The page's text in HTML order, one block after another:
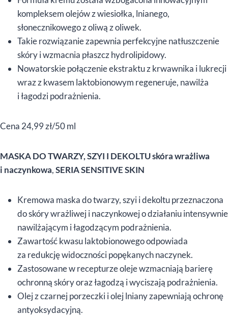
kompleksem olejów z wiesiołka, lnianego,
słonecznikowego z oliwą z oliwek.
Takie rozwiązanie zapewnia perfekcyjne natłuszczenie
skóry i wzmacnia płaszcz hydrolipidowy.
Nowatorskie połączenie ekstraktu z krwawnika i lukrecji
wraz z kwasem laktobionowym regeneruje, nawilża
i łagodzi podrażnienia.
Cena 24,99 zł/50 ml
MASKA DO TWARZY, SZYI I DEKOLTU skóra wrażliwa
i naczynkowa,SERIA SENSITIVE SKIN
Kremowa maska do twarzy, szyi i dekoltu przeznaczona
do skóry wrażliwej i naczynkowej o działaniu intensywnie
nawilżającym i łagodzącym podrażnienia.
Zawartość kwasu laktobionowego odpowiada
za redukcję widoczności popękanych naczynek.
Zastosowane w recepturze oleje wzmacniają barierę
ochronną skóry oraz łagodzą i wyciszają podrażnienia.
Olej z czarnej porzeczki i olej lniany zapewniają ochronę
antyoksydacyjną.